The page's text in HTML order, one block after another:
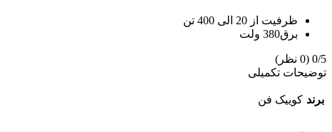
ظرفیت از 20 الی 400 تن
برق380 ولت
0/5 (0 نظر)
توضیحات تکمیلی
برند کوییک فن